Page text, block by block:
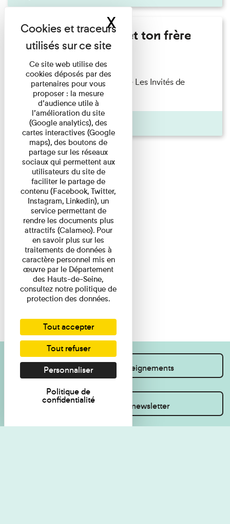
Marie Cosnay - Toi et ton frère
Lecture
Marie Cosnay — Toi et ton frère Les Invités de
l'Imprimerie n°10 À ...
Pages
Je souhaite des renseignements
Inscrivez-vous à la newsletter
Ce site web utilise des
cookies déposés par des
partenaires pour vous
proposer : la mesure
d’audience utile à
l’amélioration du site
(Google analytics), des
cartes interactives (Google
maps), des boutons de
partage sur les réseaux
sociaux qui permettent aux
utilisateurs du site de
faciliter le partage de
contenu (Facebook, Twitter,
Instagram, Linkedin), un
service permettant de
rendre les documents plus
attractifs (Calameo). Pour
en savoir plus sur les
traitements de données à
caractère personnel mis en
œuvre par le Département
des Hauts-de-Seine,
consultez notre politique de
protection des données.
Tout accepter
Tout refuser
Personnaliser
Politique de
confidentialité
XMasquer le